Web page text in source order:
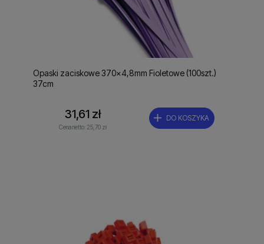
Opaski zaciskowe 370x4,8mm Fioletowe (100szt.)
37cm
31,61 zł
Cena netto: 25,70 zł
DO KOSZYKA